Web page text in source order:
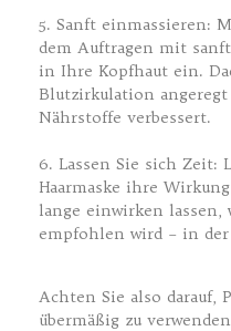
5. Sanft einmassieren:
dem Auftragen mit
in Ihre Kopfhaut ein.
Blutzirkulation
Nährstoffe verbessert.
6. Lassen Sie sich Zeit:
Haarmaske ihre
lange einwirken
empfohlen wird – in der
Achten Sie also darauf,
übermäßig zu